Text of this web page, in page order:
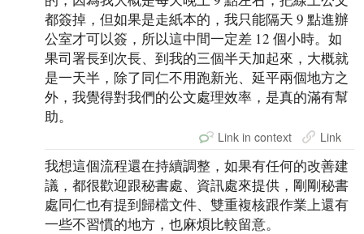
都簽掉，但如果是走紙本的，我只能隔天 9 點進辦
公室才可以簽，所以這中間一定差 12 個小時。如
果司署長到次長、到我的三個半天加起來，大概就
是一天半，除了同仁不用跑新光、延平兩個地方之
外，我覺得對我們的公文處理效率，是真的滿有幫
助。
Link in context Link
我想這個流程還在持續調整，如果有任何的改善建
議，都很歡迎跟秘書處、資訊處來提供，剛剛秘書
處同仁也有提到歸檔文件、雙重複核跟作業上還有
一些不習慣的地方，也麻煩比較留意。